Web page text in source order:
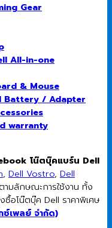
Gear
All-in-one
& Mouse
Battery / Adapter
warranty
โน๊ตบุ๊คแบร์น Dell
, Dell Vostro, Dell
ามลักษณะการใช้งาน ทั้ง
ซื้อโน๊ตบุ๊ค Dell ราคาพิเศษ
เพลย์ จำกัด)